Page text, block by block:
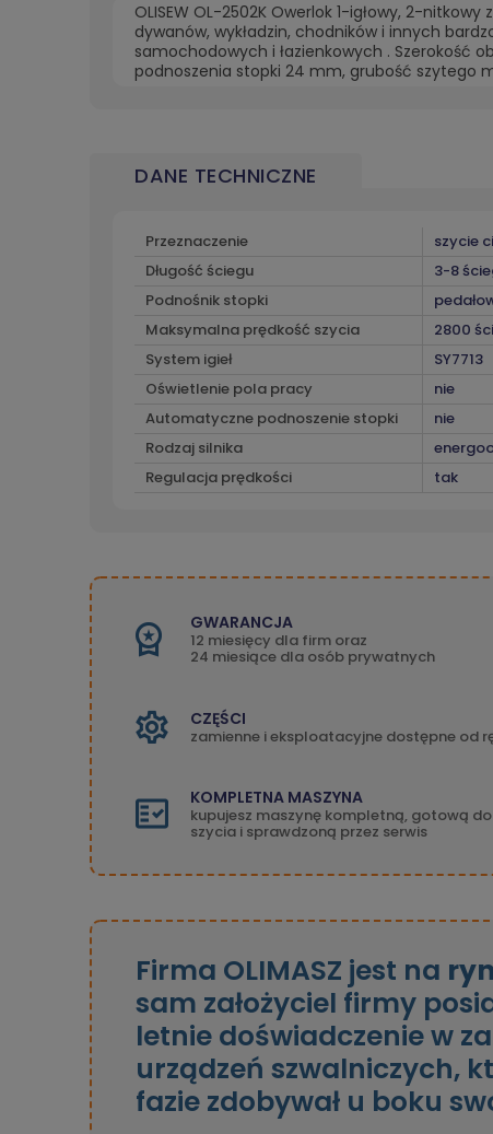
OLISEW OL-2502K Owerlok 1-igłowy, 2-
dywanów, wykładzin, chodników i innych
samochodowych i łazienkowych . Szerokość
podnoszenia stopki 24 mm, grubość szytego
DANE TECHNICZNE
Przeznaczenie szycie
Długość ściegu
3-8
Podnośnik stopki
Maksymalna prędkość szycia
2800
System igieł
SY7713
Oświetlenie pola pracy
nie
Automatyczne podnoszenie stopki
nie
Rodzaj silnika
Regulacja prędkości
tak
GWARANCJA
12 miesięcy dla firm oraz
24 miesiące dla osób prywatnych
CZĘŚCI
zamienne i eksploatacyjne dostępne od
KOMPLETNA MASZYNA
kupujesz maszynę kompletną, gotową do
szycia i sprawdzoną przez serwis
Firma OLIMASZ jest na
sam założyciel firmy
letnie doświadczenie w
urządzeń szwalniczych,
fazie zdobywał u boku